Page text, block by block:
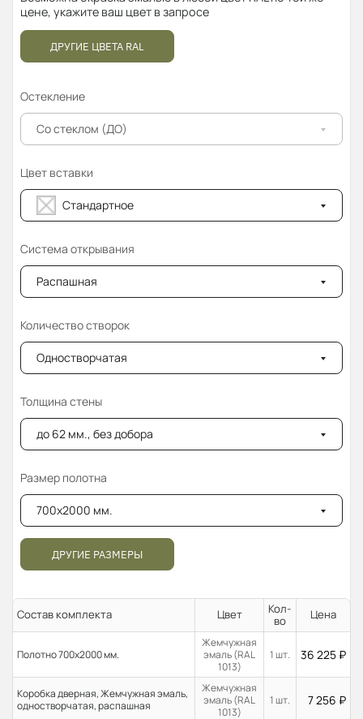
цене, укажите ваш цвет в запросе
ДРУГИЕ ЦВЕТА RAL
Остекление
Со стеклом (ДО)
Цвет вставки
Стандартное
Система открывания
Распашная
Количество створок
Одностворчатая
Толщина стены
до 62 мм., без добора
Размер полотна
700x2000 мм.
ДРУГИЕ РАЗМЕРЫ
Состав комплекта Цвет
Кол-
во
Цена
Полотно 700x2000 мм.
Жемчужная
эмаль (RAL
1013)
1 шт. 36 225 ₽
Коробка дверная, Жемчужная эмаль,
одностворчатая, распашная
Жемчужная
эмаль (RAL
1013)
1 шт. 7 256 ₽